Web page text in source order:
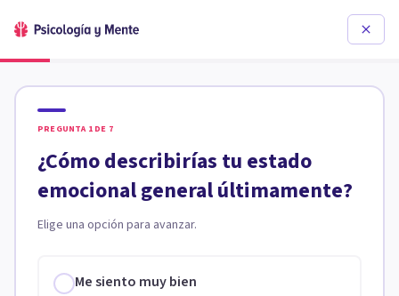
PREGUNTA 1 DE 7
¿Cómo describirías tu estado
emocional general últimamente?
Elige una opción para avanzar.
Me siento muy bien